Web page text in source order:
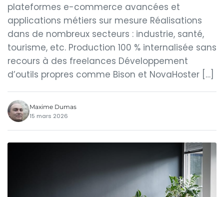
plateformes e-commerce avancées et
applications métiers sur mesure Réalisations
dans de nombreux secteurs : industrie, santé,
tourisme, etc. Production 100 % internalisée sans
recours à des freelances Développement
d’outils propres comme Bison et NovaHoster […]
Maxime Dumas
15 mars 2026